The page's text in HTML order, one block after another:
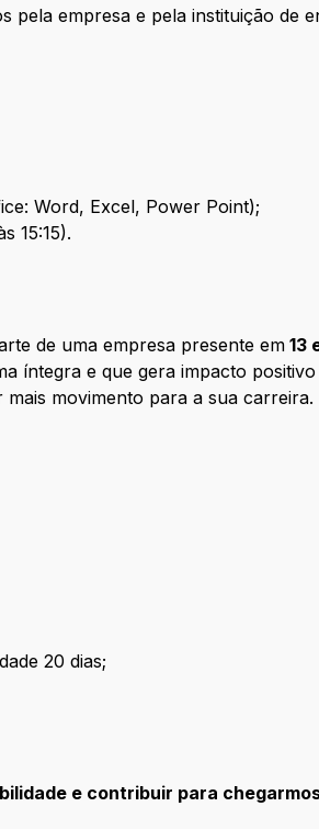
pela empresa e pela instituição de
Word, Excel, Power Point);
15:15).
de uma empresa presente em 13
íntegra e que gera impacto
movimento para a sua carreira.
20 dias;
e contribuir para